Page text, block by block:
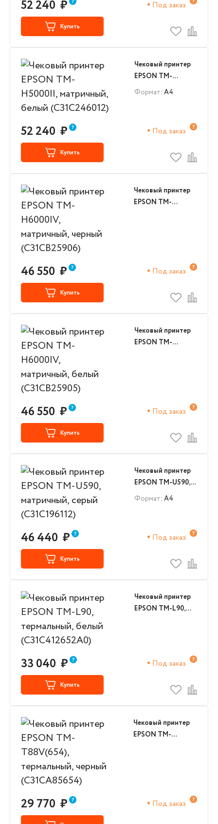
52 240 ₽ Под заказ
Купить
Чековый принтер
EPSON TM-
H5000II,
Формат: А4
52 240 ₽ Под заказ
Купить
Чековый принтер
EPSON TM-
46 550 ₽ Под заказ
Купить
Чековый принтер
EPSON TM-
46 550 ₽ Под заказ
Купить
Чековый принтер
EPSON TM-U590,
матричный, серый
Формат: А4
46 440 ₽ Под заказ
Купить
Чековый принтер
EPSON TM-L90,
33 040 ₽ Под заказ
Купить
Чековый принтер
EPSON TM-
29 770 ₽ Под заказ